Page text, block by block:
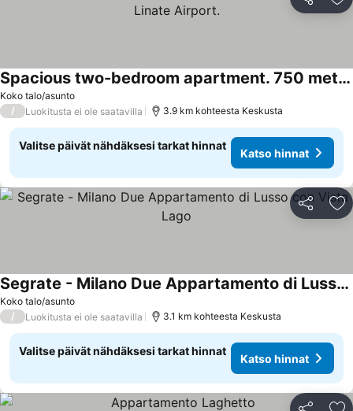
Jaa
Koko talo/asunto
Spacious two-bedroom apartment. 750 meters from Linate Airport.
/ Luokitusta ei ole saatavilla 3.9 km kohteesta Keskusta
Valitse päivät nähdäksesi tarkat hinnat
Katso hinnat
Jaa
Koko talo/asunto
Segrate - Milano Due Appartamento di Lusso con Vista Lago
/ Luokitusta ei ole saatavilla 3.1 km kohteesta Keskusta
Valitse päivät nähdäksesi tarkat hinnat
Katso hinnat